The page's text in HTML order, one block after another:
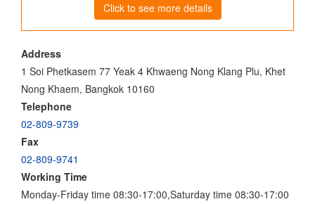
Click to see more details
Address
1 Soi Phetkasem 77 Yeak 4 Khwaeng Nong Klang Plu, Khet
Nong Khaem, Bangkok 10160
Telephone
02-809-9739
Fax
02-809-9741
Working Time
Monday-Friday time 08:30-17:00,Saturday time 08:30-17:00